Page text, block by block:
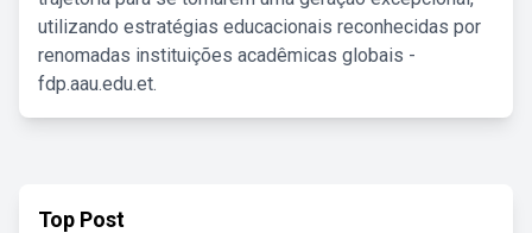
utilizando estratégias educacionais reconhecidas por
renomadas instituições acadêmicas globais -
fdp.aau.edu.et.
Top Post